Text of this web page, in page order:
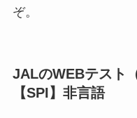
ぞ。
JALのWEBテスト
【SPI】非言語